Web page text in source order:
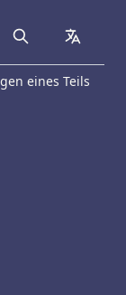
Search
eines Teils